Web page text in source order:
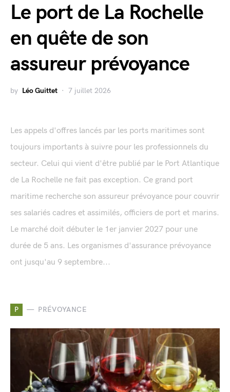
Le port de La Rochelle
en quête de son
assureur prévoyance
by Léo Guittet 7 juillet 2026
Les appels d'offres lancés par les ports maritimes sont
toujours importants à suivre pour les professionnels du
secteur. Celui qui vient d'être publié par le Port Atlantique
de La Rochelle ne fait pas exception. Ce grand port
maritime recherche son assureur prévoyance pour couvrir
ses salariés cadres et assimilés, officiers de port et marins.
Le marché doit débuter le 1er janvier 2027 pour une
durée de 5 ans. Les organismes d'assurance prévoyance
ont jusqu'au 9 septembre...
P PRÉVOYANCE